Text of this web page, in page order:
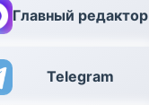
Главный редактор
Telegram